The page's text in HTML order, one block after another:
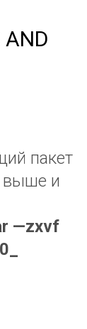
AND
пакет
выше и
—zxvf